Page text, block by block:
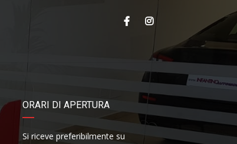
ORARI DI APERTURA
Si riceve preferibilmente su